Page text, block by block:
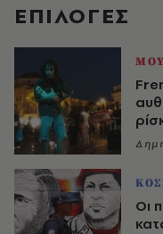
EΠΙΛΟΓΈΣ
Οι